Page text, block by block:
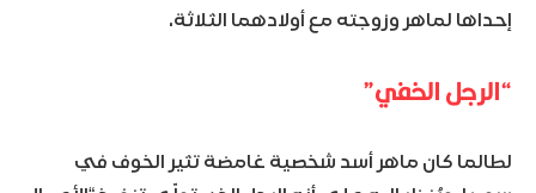
إحداها لماهر وزوجته مع أولادهما الثلاثة.
“الرجل الخفي”
لطالما كان ماهر أسد شخصية غامضة تثير الخوف في